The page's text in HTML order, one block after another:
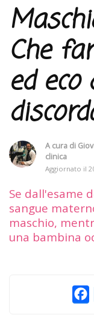
Che
ed
A cura di
clinica
Aggiornato il
Se dall'esame
sangue
maschio,
una bambina